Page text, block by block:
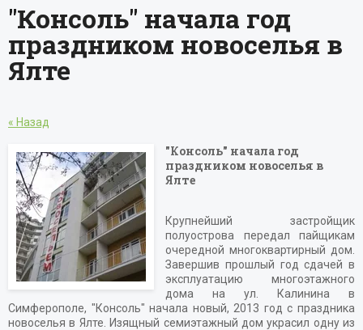
"Консоль" начала год
праздником новоселья в
Ялте
« Назад
"Консоль" начала год
праздником новоселья в
Ялте
Крупнейший застройщик
полуострова передал пайщикам
очередной многоквартирный дом.
Завершив прошлый год сдачей в
эксплуатацию многоэтажного
дома на ул. Калинина в
Симферополе, "Консоль" начала новый, 2013 год с праздника
новоселья в Ялте. Изящный семиэтажный дом украсил одну из